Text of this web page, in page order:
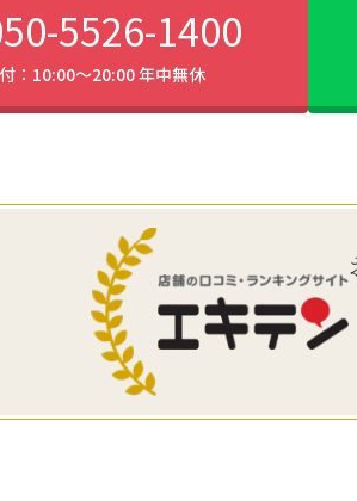
5526-1400
：10:00〜20:00 年中無休